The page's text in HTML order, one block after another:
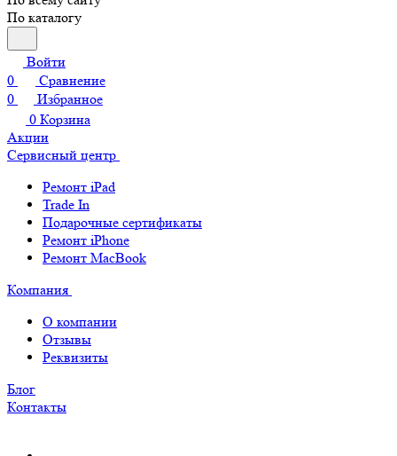
По каталогу
Войти
0
Сравнение
0
Избранное
0 Корзина
Акции
Сервисный центр
Ремонт iPad
Trade In
Подарочные сертификаты
Ремонт iPhone
Ремонт MacBook
Компания
О компании
Отзывы
Реквизиты
Блог
Контакты